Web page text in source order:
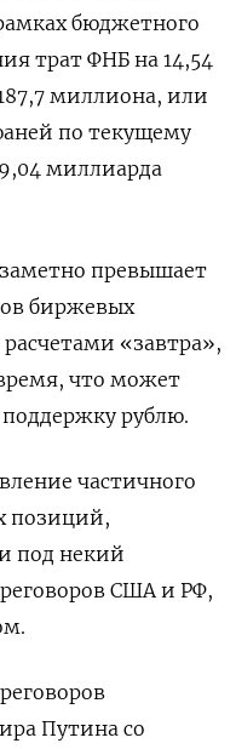
бюджетного
трат ФНБ на 14,54
миллиона, или
по текущему
миллиарда
превышает
биржевых
«завтра»,
что может
рублю.
частичного
позиций,
под некий
США и РФ,
Путина со